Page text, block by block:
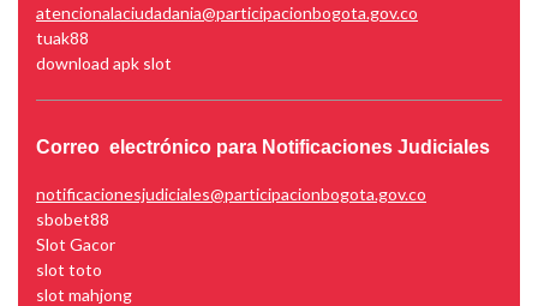
atencionalaciudadania@participacionbogota.gov.co
tuak88
download apk slot
Correo electrónico para Notificaciones Judiciales
notificacionesjudiciales@participacionbogota.gov.co
sbobet88
Slot Gacor
slot toto
slot mahjong